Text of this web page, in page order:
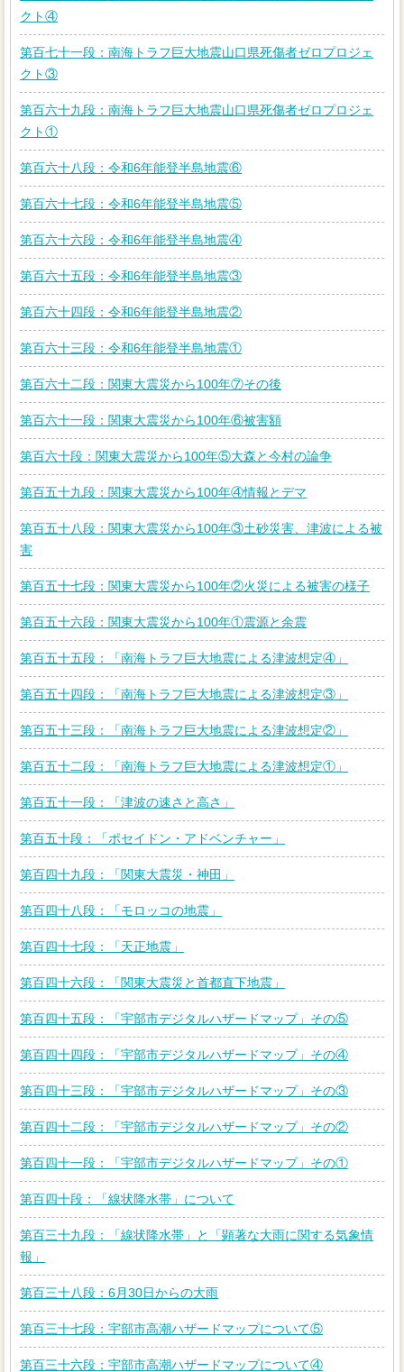
クト④
第百七十一段：南海トラフ巨大地震山口県死傷者ゼロプロジェ
クト③
第百六十九段：南海トラフ巨大地震山口県死傷者ゼロプロジェ
クト①
第百六十八段：令和6年能登半島地震⑥
第百六十七段：令和6年能登半島地震⑤
第百六十六段：令和6年能登半島地震④
第百六十五段：令和6年能登半島地震③
第百六十四段：令和6年能登半島地震②
第百六十三段：令和6年能登半島地震①
第百六十二段：関東大震災から100年⑦その後
第百六十一段：関東大震災から100年⑥被害額
第百六十段：関東大震災から100年⑤大森と今村の論争
第百五十九段：関東大震災から100年④情報とデマ
第百五十八段：関東大震災から100年③土砂災害、津波による被
害
第百五十七段：関東大震災から100年②火災による被害の様子
第百五十六段：関東大震災から100年①震源と余震
第百五十五段：「南海トラフ巨大地震による津波想定④」
第百五十四段：「南海トラフ巨大地震による津波想定③」
第百五十三段：「南海トラフ巨大地震による津波想定②」
第百五十二段：「南海トラフ巨大地震による津波想定①」
第百五十一段：「津波の速さと高さ」
第百五十段：「ポセイドン・アドベンチャー」
第百四十九段：「関東大震災・神田」
第百四十八段：「モロッコの地震」
第百四十七段：「天正地震」
第百四十六段：「関東大震災と首都直下地震」
第百四十五段：「宇部市デジタルハザードマップ」その⑤
第百四十四段：「宇部市デジタルハザードマップ」その④
第百四十三段：「宇部市デジタルハザードマップ」その③
第百四十二段：「宇部市デジタルハザードマップ」その②
第百四十一段：「宇部市デジタルハザードマップ」その①
第百四十段：「線状降水帯」について
第百三十九段：「線状降水帯」と「顕著な大雨に関する気象情
報」
第百三十八段：6月30日からの大雨
第百三十七段：宇部市高潮ハザードマップについて⑤
第百三十六段：宇部市高潮ハザードマップについて④